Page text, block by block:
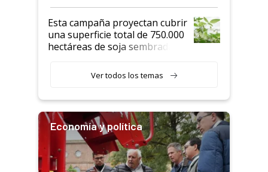
Esta campaña proyectan cubrir
una superficie total de 750.000
hectáreas de soja sembradas
variedades que marcan un
salto tecnológico en genética y
Ver todos los temas
Economía y política